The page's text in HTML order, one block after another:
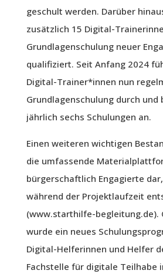
geschult werden. Darüber
zusätzlich 15 Digital-
Grundlagenschulung neuer
qualifiziert. Seit Anfang 2024
Digital-Trainer*innen nun
Grundlagenschulung durch und
jährlich sechs Schulungen an.
Einen weiteren wichtigen
die umfassende
bürgerschaftlich Engagierte
während der Projektlaufzeit
(www.starthilfe-begleitung.de).
wurde ein neues
Digital-Helferinnen und Helfer
Fachstelle für digitale Teilhabe